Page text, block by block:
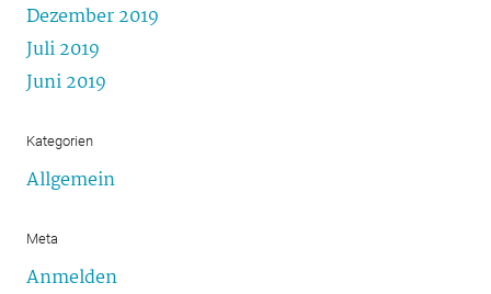
Dezember 2019
Juli 2019
Juni 2019
Kategorien
Allgemein
Meta
Anmelden